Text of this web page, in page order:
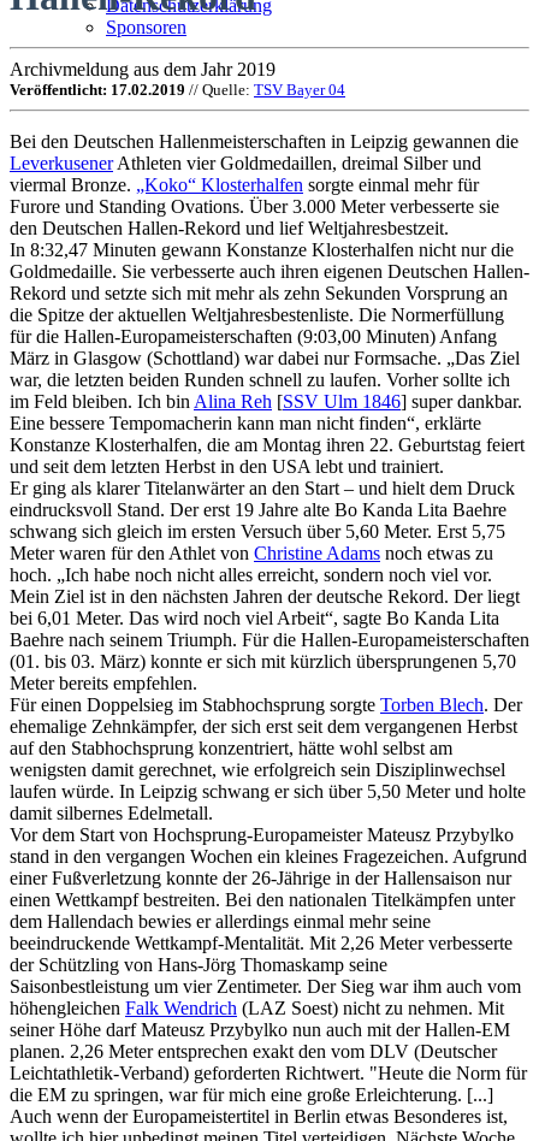
Datenschutzerklärung
Sponsoren
Archivmeldung aus dem Jahr 2019
Veröffentlicht: 17.02.2019 // Quelle: TSV Bayer 04
Bei den Deutschen Hallenmeisterschaften in Leipzig gewannen die
LeverkusenerAthleten vier Goldmedaillen, dreimal Silber und
viermal Bronze. „Koko“ Klosterhalfen sorgte einmal mehr für
Furore und Standing Ovations. Über 3.000 Meter verbesserte sie
den Deutschen Hallen-Rekord und lief Weltjahresbestzeit.
In 8:32,47 Minuten gewann Konstanze Klosterhalfen nicht nur die
Goldmedaille. Sie verbesserte auch ihren eigenen Deutschen Hallen-
Rekord und setzte sich mit mehr als zehn Sekunden Vorsprung an
die Spitze der aktuellen Weltjahresbestenliste. Die Normerfüllung
für die Hallen-Europameisterschaften (9:03,00 Minuten) Anfang
März in Glasgow (Schottland) war dabei nur Formsache. „Das Ziel
war, die letzten beiden Runden schnell zu laufen. Vorher sollte ich
im Feld bleiben. Ich bin Alina Reh [SSV Ulm 1846] super dankbar.
Eine bessere Tempomacherin kann man nicht finden“, erklärte
Konstanze Klosterhalfen, die am Montag ihren 22. Geburtstag feiert
und seit dem letzten Herbst in den USA lebt und trainiert.
Er ging als klarer Titelanwärter an den Start – und hielt dem Druck
eindrucksvoll Stand. Der erst 19 Jahre alte Bo Kanda Lita Baehre
schwang sich gleich im ersten Versuch über 5,60 Meter. Erst 5,75
Meter waren für den Athlet von Christine Adams noch etwas zu
hoch. „Ich habe noch nicht alles erreicht, sondern noch viel vor.
Mein Ziel ist in den nächsten Jahren der deutsche Rekord. Der liegt
bei 6,01 Meter. Das wird noch viel Arbeit“, sagte Bo Kanda Lita
Baehre nach seinem Triumph. Für die Hallen-Europameisterschaften
(01. bis 03. März) konnte er sich mit kürzlich übersprungenen 5,70
Meter bereits empfehlen.
Für einen Doppelsieg im Stabhochsprung sorgte Torben Blech. Der
ehemalige Zehnkämpfer, der sich erst seit dem vergangenen Herbst
auf den Stabhochsprung konzentriert, hätte wohl selbst am
wenigsten damit gerechnet, wie erfolgreich sein Disziplinwechsel
laufen würde. In Leipzig schwang er sich über 5,50 Meter und holte
damit silbernes Edelmetall.
Vor dem Start von Hochsprung-Europameister Mateusz Przybylko
stand in den vergangen Wochen ein kleines Fragezeichen. Aufgrund
einer Fußverletzung konnte der 26-Jährige in der Hallensaison nur
einen Wettkampf bestreiten. Bei den nationalen Titelkämpfen unter
dem Hallendach bewies er allerdings einmal mehr seine
beeindruckende Wettkampf-Mentalität. Mit 2,26 Meter verbesserte
der Schützling von Hans-Jörg Thomaskamp seine
Saisonbestleistung um vier Zentimeter. Der Sieg war ihm auch vom
höhengleichen Falk Wendrich (LAZ Soest) nicht zu nehmen. Mit
seiner Höhe darf Mateusz Przybylko nun auch mit der Hallen-EM
planen. 2,26 Meter entsprechen exakt den vom DLV (Deutscher
Leichtathletik-Verband) geforderten Richtwert. "Heute die Norm für
die EM zu springen, war für mich eine große Erleichterung. [...]
Auch wenn der Europameistertitel in Berlin etwas Besonderes ist,